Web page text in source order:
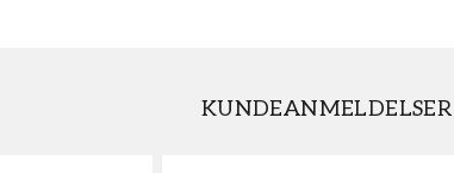
KUNDEANMELDELSER